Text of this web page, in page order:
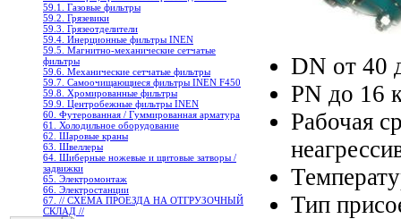
59.1. Газовые фильтры
59.2. Грязевики
59.3. Грязеотделители
59.4. Инерционные фильтры INEN
59.5. Магнитно-механические сетчатые
фильтры
59.6. Механические сетчатые фильтры
59.7. Самоочищающиеся фильтры INEN F450
59.8. Хромированные фильтры
59.9. Центробежные фильтры INEN
60. Футерованная / Гуммированная арматура
61. Холодильное oборудование
62. Шаровые краны
63. Швеллеры
64. Шиберные ножевые и щитовые затворы /
задвижки
65. Электромонтаж
66. Электростанции
67. // СХЕМА ПРОЕЗДА НА ОТГРУЗОЧНЫЙ
СКЛАД //
DN от 40
PN до 16
Рабочая
Тип